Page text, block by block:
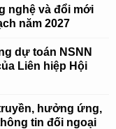
nghệ và đổi mới
năm 2027
dự toán NSNN
Liên hiệp Hội
hưởng ứng,
tin đối ngoại